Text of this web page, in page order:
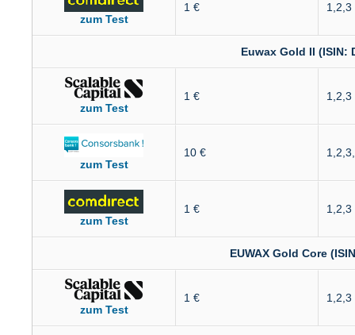
zum Test
1 € 1,2,3
Euwax Gold II (ISIN:
zum Test
1 € 1,2,3
zum Test
10 €
zum Test
1 € 1,2,3
EUWAX Gold Core
zum Test
1 € 1,2,3